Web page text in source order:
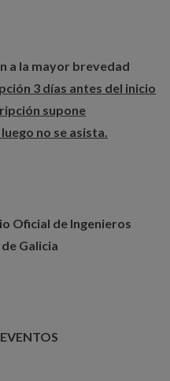
a la mayor brevedad
3 días antes del inicio
supone
no se asista.
Oficial de Ingenieros
Galicia